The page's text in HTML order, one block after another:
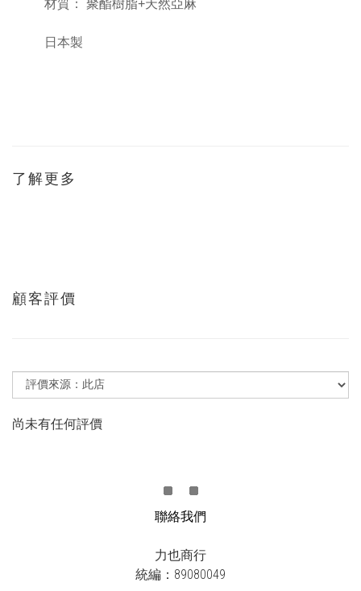
材質： 聚酯樹脂+天然亞麻
日本製
了解更多
顧客評價
尚未有任何評價
聯絡我們
力也商行
統編：89080049